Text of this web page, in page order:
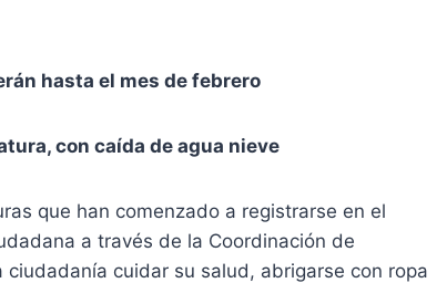
hasta el mes de febrero
con caída de agua nieve
que han comenzado a registrarse en el
a través de la Coordinación de
cuidar su salud, abrigarse con ropa